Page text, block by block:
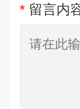
* 留言内